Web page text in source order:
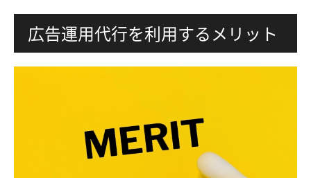
広告運用代行を利用するメリット